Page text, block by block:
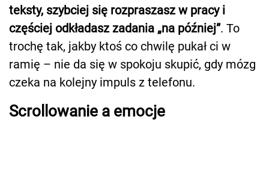
teksty, szybciej się rozpraszasz w pracy i
częściej odkładasz zadania „na później”. To
trochę tak, jakby ktoś co chwilę pukał ci w
ramię – nie da się w spokoju skupić, gdy mózg
czeka na kolejny impuls z telefonu.
Scrollowanie a emocje